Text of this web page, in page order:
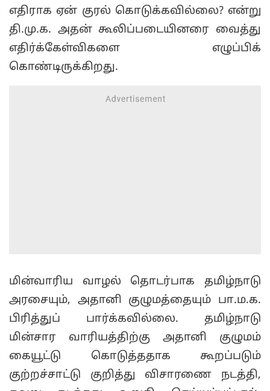
எதிராக ஏன் குரல் கொடுக்கவில்லை? என்று
தி.மு.க. அதன் கூலிப்படையினரை வைத்து
எதிர்க்கேள்விகளை எழுப்பிக்
கொண்டிருக்கிறது.
மின்வாரிய வாழல் தொடர்பாக தமிழ்நாடு
அரசையும், அதானி குழுமத்தையும் பா.ம.க.
பிரித்துப் பார்க்கவில்லை. தமிழ்நாடு
மின்சார வாரியத்திற்கு அதானி குழுமம்
கையூட்டு கொடுத்ததாக கூறப்படும்
குற்றச்சாட்டு குறித்து விசாரணை நடத்தி,